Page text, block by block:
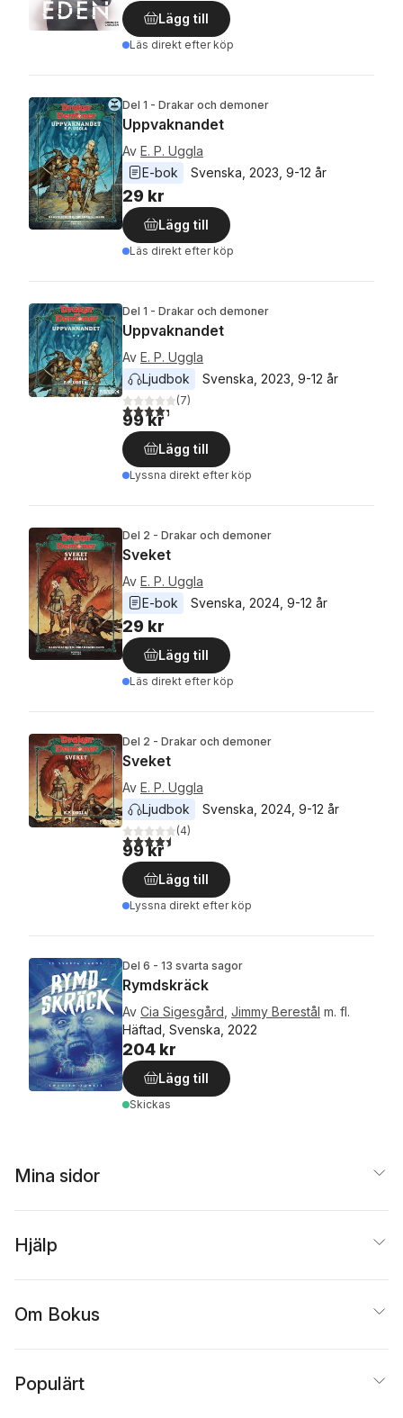
Lägg till
Läs direkt efter köp
Del 1 - Drakar och demoner
Uppvaknandet
Av E. P. Uggla
E-bok
Svenska 2023 9-12 år
29 kr
Lägg till
Läs direkt efter köp
Del 1 - Drakar och demoner
Uppvaknandet
Av E. P. Uggla
Ljudbok
Svenska 2023 9-12 år
4,3utav 5 stjärnor. Totalt antal röster:
(7)
99 kr
Lägg till
Lyssna direkt efter köp
Del 2 - Drakar och demoner
Sveket
Av E. P. Uggla
E-bok
Svenska 2024 9-12 år
29 kr
Lägg till
Läs direkt efter köp
Del 2 - Drakar och demoner
Sveket
Av E. P. Uggla
Ljudbok
Svenska 2024 9-12 år
4,5utav 5 stjärnor. Totalt antal röster:
(4)
99 kr
Lägg till
Lyssna direkt efter köp
Del 6 - 13 svarta sagor
Rymdskräck
Av Cia Sigesgård Jimmy Berestål m. fl.
Häftad, Svenska, 2022
204 kr
Lägg till
Skickas
Mina sidor
Hjälp
Om Bokus
Populärt